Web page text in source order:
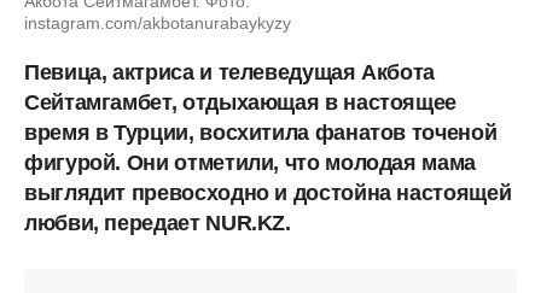
instagram.com/akbotanurabaykyzy
Певица, актриса и телеведущая Акбота
Сейтамгамбет, отдыхающая в настоящее
время в Турции, восхитила фанатов точеной
фигурой. Они отметили, что молодая мама
выглядит превосходно и достойна настоящей
любви, передает NUR.KZ.